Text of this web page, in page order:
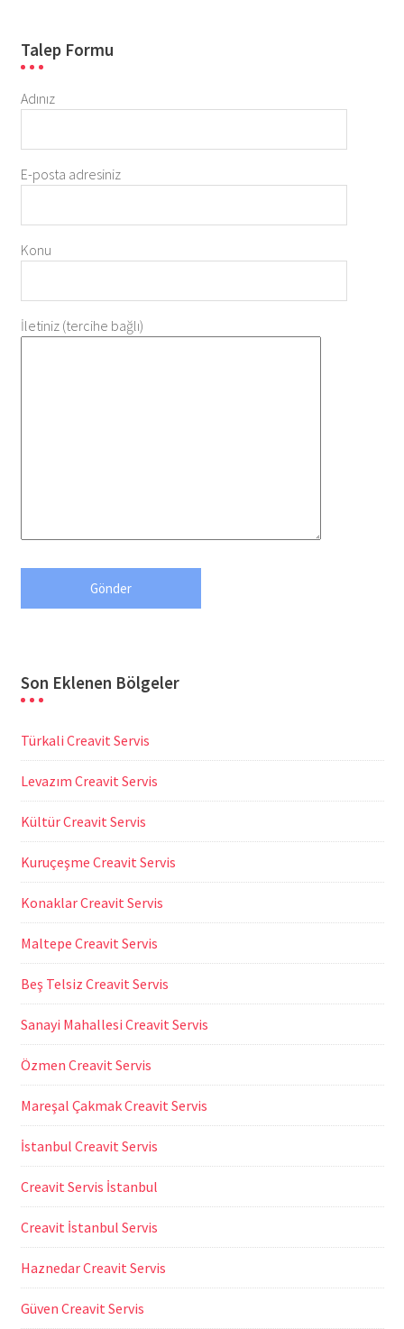
Talep Formu
Adınız
E-posta adresiniz
Konu
İletiniz (tercihe bağlı)
Son Eklenen Bölgeler
Türkali Creavit Servis
Levazım Creavit Servis
Kültür Creavit Servis
Kuruçeşme Creavit Servis
Konaklar Creavit Servis
Maltepe Creavit Servis
Beş Telsiz Creavit Servis
Sanayi Mahallesi Creavit Servis
Özmen Creavit Servis
Mareşal Çakmak Creavit Servis
İstanbul Creavit Servis
Creavit Servis İstanbul
Creavit İstanbul Servis
Haznedar Creavit Servis
Güven Creavit Servis